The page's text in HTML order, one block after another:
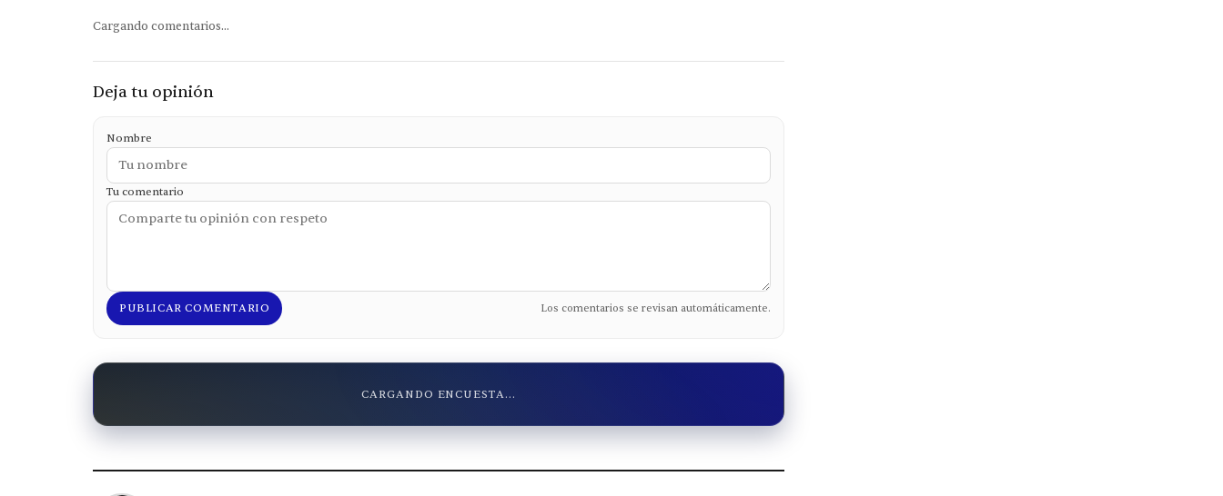
Cargando comentarios...
Deja tu opinión
Nombre
Tu comentario
PUBLICAR COMENTARIO Los comentarios se revisan automáticamente.
CARGANDO ENCUESTA...